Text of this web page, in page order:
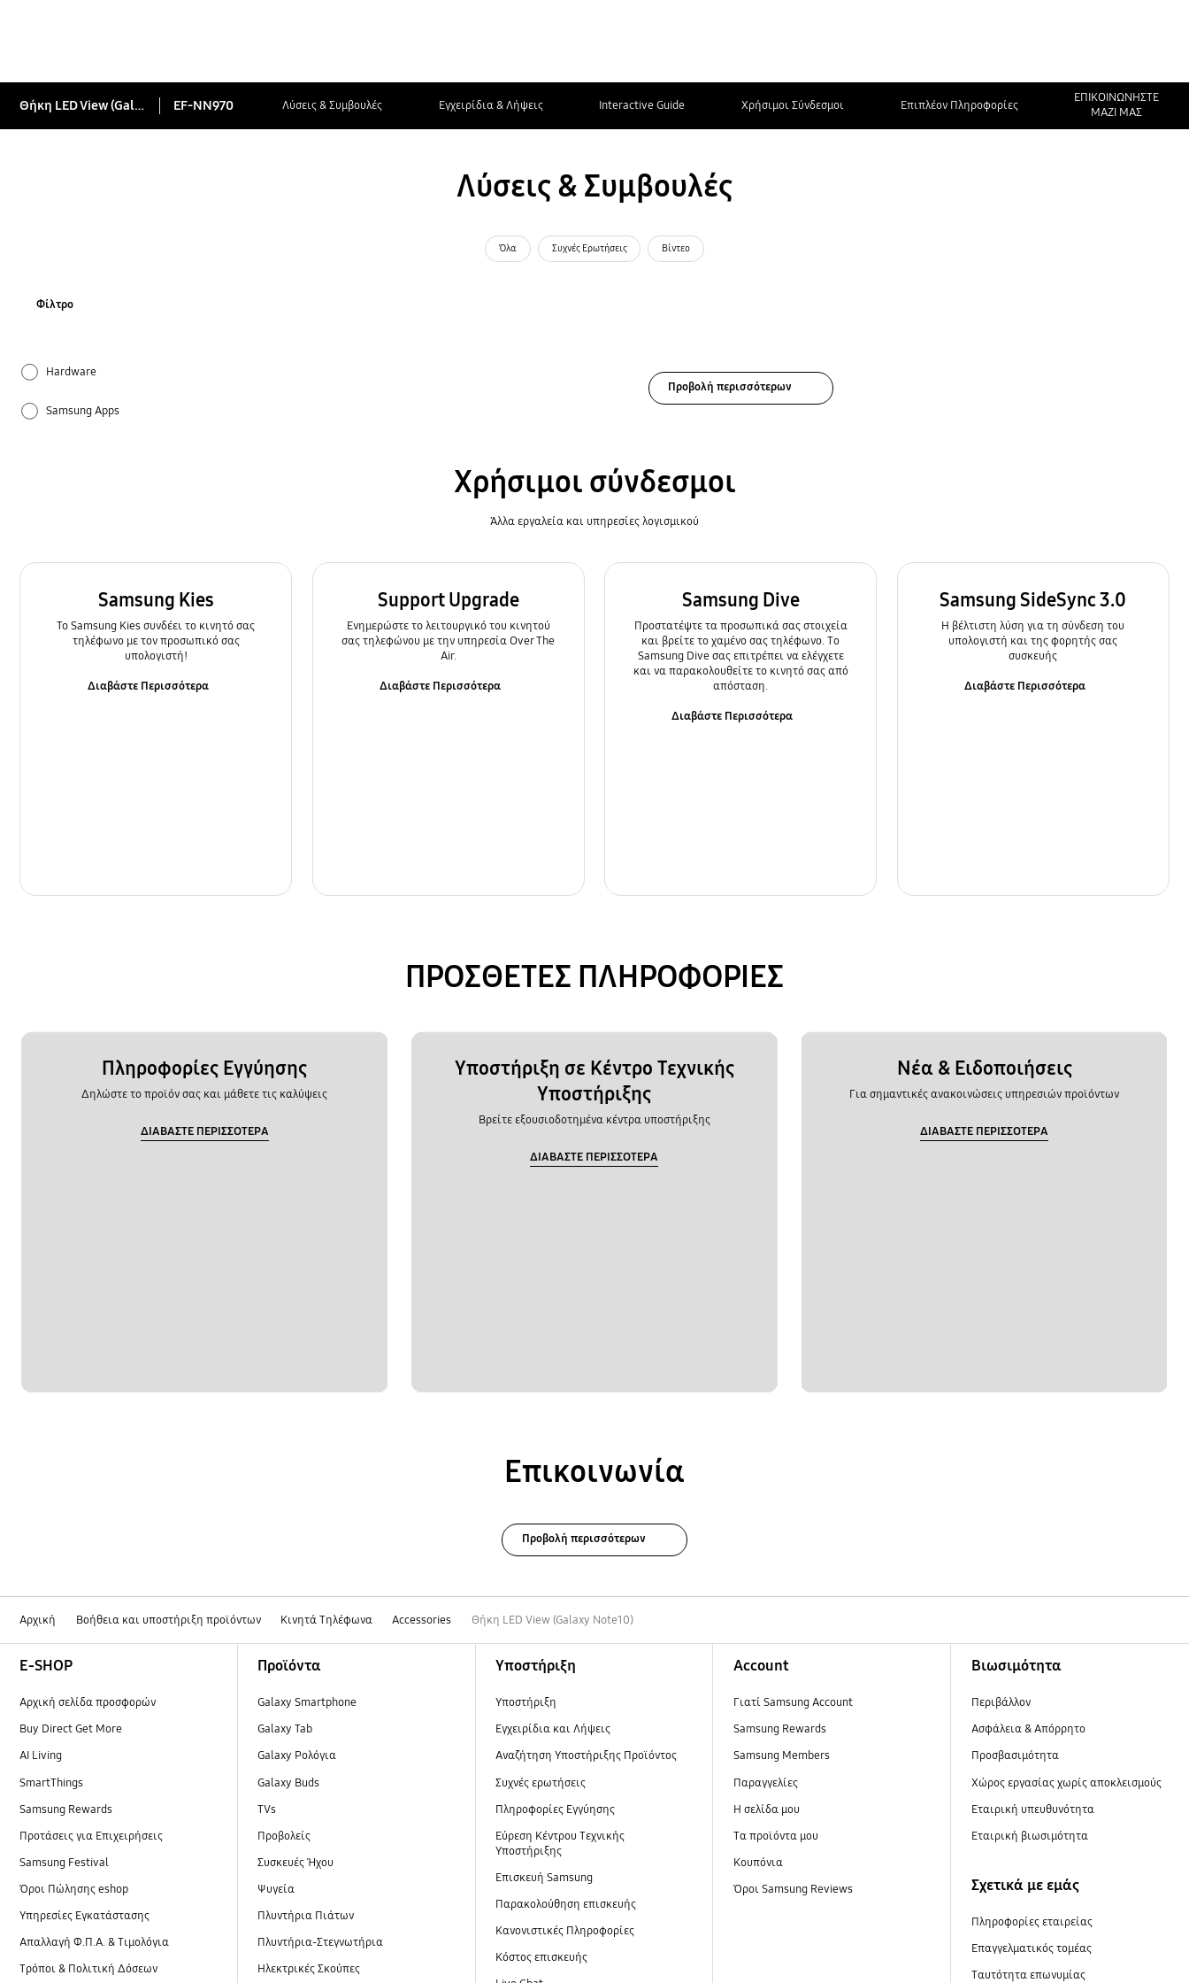
Θήκη LED View (Galaxy Note10) EF-NN970 Λύσεις & Συμβουλές Εγχειρίδια & Λήψεις Interactive Guide Χρήσιμοι Σύνδεσμοι Επιπλέον Πληροφορίες
ΕΠΙΚΟΙΝΩΝΗΣΤΕ
ΜΑΖΙ ΜΑΣ
Λύσεις & Συμβουλές
Όλα Συχνές Ερωτήσεις Βίντεο
Φίλτρο
Hardware
Samsung Apps
Προβολή περισσότερων
Χρήσιμοι σύνδεσμοι
Άλλα εργαλεία και υπηρεσίες λογισμικού
Samsung Kies
To Samsung Kies συνδέει το κινητό σας
τηλέφωνο με τον προσωπικό σας
υπολογιστή!
Διαβάστε Περισσότερα
Support Upgrade
Ενημερώστε τo λειτουργικό του κινητού
σας τηλεφώνου με την υπηρεσία Over The
Air.
Διαβάστε Περισσότερα
Samsung Dive
Προστατέψτε τα προσωπικά σας στοιχεία
και βρείτε το χαμένο σας τηλέφωνο. Το
Samsung Dive σας επιτρέπει να ελέγχετε
και να παρακολουθείτε το κινητό σας από
απόσταση.
Διαβάστε Περισσότερα
Samsung SideSync 3.0
Η βέλτιστη λύση για τη σύνδεση του
υπολογιστή και της φορητής σας
συσκευής
Διαβάστε Περισσότερα
ΠΡΟΣΘΕΤΕΣ ΠΛΗΡΟΦΟΡΙΕΣ
Πληροφορίες Εγγύησης
Δηλώστε το προϊόν σας και μάθετε τις καλύψεις
ΔΙΑΒΑΣΤΕ ΠΕΡΙΣΣΟΤΕΡΑ
Υποστήριξη σε Κέντρο Τεχνικής
Υποστήριξης
Βρείτε εξουσιοδοτημένα κέντρα υποστήριξης
ΔΙΑΒΑΣΤΕ ΠΕΡΙΣΣΟΤΕΡΑ
Νέα & Ειδοποιήσεις
Για σημαντικές ανακοινώσεις υπηρεσιών προϊόντων
ΔΙΑΒΑΣΤΕ ΠΕΡΙΣΣΟΤΕΡΑ
Επικοινωνία
Προβολή περισσότερων
Αρχική Βοήθεια και υποστήριξη προϊόντων Κινητά Τηλέφωνα Accessories Θήκη LED View (Galaxy Note10)
E-SHOP
Αρχική σελίδα προσφορών
Buy Direct Get More
AI Living
SmartThings
Samsung Rewards
Προτάσεις για Επιχειρήσεις
Samsung Festival
Όροι Πώλησης eshop
Υπηρεσίες Εγκατάστασης
Απαλλαγή Φ.Π.Α. & Τιμολόγια
Τρόποι & Πολιτική Δόσεων
Προϊόντα
Galaxy Smartphone
Galaxy Tab
Galaxy Ρολόγια
Galaxy Buds
TVs
Προβολείς
Συσκευές Ήχου
Ψυγεία
Πλυντήρια Πιάτων
Πλυντήρια-Στεγνωτήρια
Ηλεκτρικές Σκούπες
Υποστήριξη
Υποστήριξη
Εγχειρίδια και Λήψεις
Αναζήτηση Υποστήριξης Προϊόντος
Συχνές ερωτήσεις
Πληροφορίες Εγγύησης
Εύρεση Κέντρου Τεχνικής
Υποστήριξης
Επισκευή Samsung
Παρακολούθηση επισκευής
Κανονιστικές Πληροφορίες
Κόστος επισκευής
Account
Γιατί Samsung Account
Samsung Rewards
Samsung Members
Παραγγελίες
Η σελίδα μου
Τα προϊόντα μου
Κουπόνια
Όροι Samsung Reviews
Βιωσιμότητα
Περιβάλλον
Ασφάλεια & Απόρρητο
Προσβασιμότητα
Xώρος εργασίας χωρίς αποκλεισμούς
Εταιρική υπευθυνότητα
Εταιρική βιωσιμότητα
Σχετικά με εμάς
Πληροφορίες εταιρείας
Επαγγελματικός τομέας
Ταυτότητα επωνυμίας